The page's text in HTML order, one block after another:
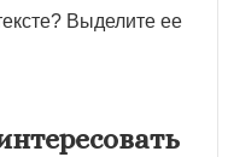
Выделите ее